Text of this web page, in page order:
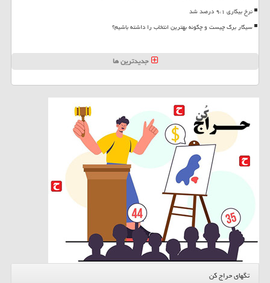
نرخ بیکاری ۹،۱ درصد شد
سیگار برگ چیست و چگونه بهترین انتخاب را داشته باشیم؟
جدیدترین ها
تگهای حراج کن